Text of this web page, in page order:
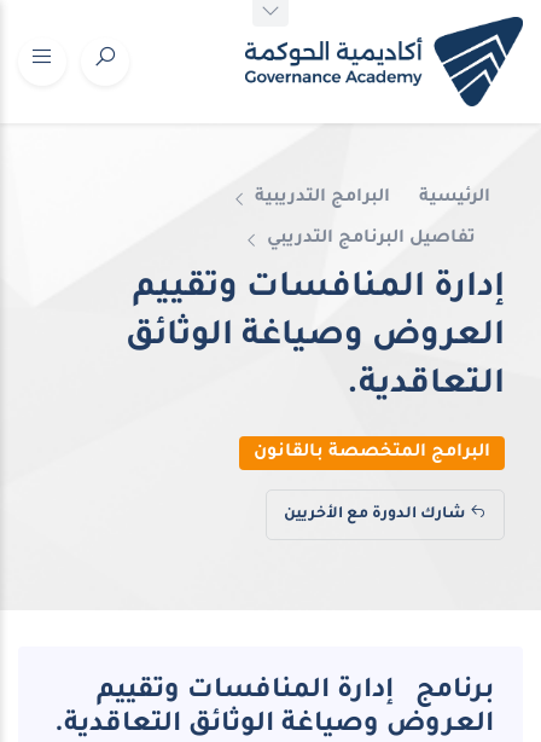
الرئيسية البرامج التدريبية
تفاصيل البرنامج التدريبي
إدارة المنافسات وتقييم
العروض وصياغة الوثائق
التعاقدية.
البرامج المتخصصة بالقانون
شارك الدورة مع الأخريين
برنامج إدارة المنافسات وتقييم
العروض وصياغة الوثائق التعاقدية.